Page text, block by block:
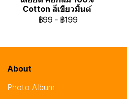
Cotton สีเขียวมิ้นต์
฿99 - ฿199
About
Photo Album